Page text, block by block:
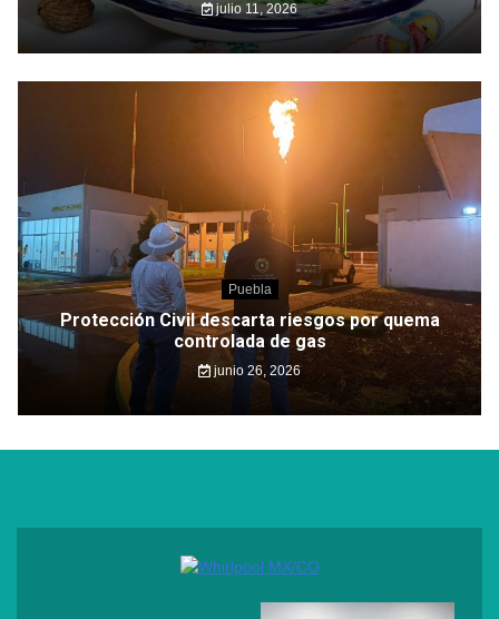
julio 11, 2026
Puebla
Protección Civil descarta riesgos por quema
controlada de gas
junio 26, 2026